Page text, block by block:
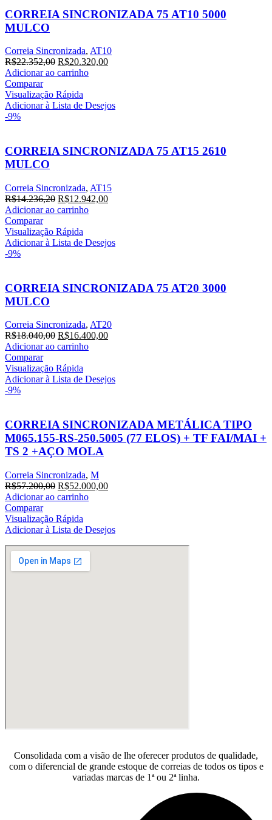
CORREIA SINCRONIZADA 75 AT10 5000
MULCO
Correia Sincronizada, AT10
R$22.352,00 O
preço
era:
R$22.352,00.
R$20.320,00O
R$20.320,00.
Adicionar ao carrinho
Comparar
Visualização Rápida
Adicionar à Lista de Desejos
-9%
CORREIA SINCRONIZADA 75 AT15 2610
MULCO
Correia Sincronizada, AT15
R$14.236,20 O
preço
era:
R$14.236,20.
R$12.942,00O
R$12.942,00.
Adicionar ao carrinho
Comparar
Visualização Rápida
Adicionar à Lista de Desejos
-9%
CORREIA SINCRONIZADA 75 AT20 3000
MULCO
Correia Sincronizada, AT20
R$18.040,00 O
preço
era:
R$18.040,00.
R$16.400,00O
R$16.400,00.
Adicionar ao carrinho
Comparar
Visualização Rápida
Adicionar à Lista de Desejos
-9%
CORREIA SINCRONIZADA METÁLICA TIPO
M065.155-RS-250.5005 (77 ELOS) + TF FAI/MAI +
TS 2 +AÇO MOLA
Correia Sincronizada, M
R$57.200,00 O
preço
era:
R$57.200,00.
R$52.000,00O
R$52.000,00.
Adicionar ao carrinho
Comparar
Visualização Rápida
Adicionar à Lista de Desejos
Consolidada com a visão de lhe oferecer produtos de qualidade,
com o diferencial de grande estoque de correias de todos os tipos e
variadas marcas de 1ª ou 2ª linha.